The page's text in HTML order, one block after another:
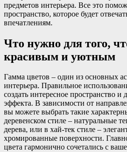
предметов интерьера. Все это
пространство, которое будет
впечатлениям.
Что нужно для того,
красивым и уютным
Гамма цветов – один из основных
интерьера. Правильное
создать интересное пространство и
эффекта. В зависимости от
вы можете выбрать такие
деревенском стиле – натуральные
дерева, или в хай-тек стиле –
хромированные поверхности.
цвета гармонично сочетались с